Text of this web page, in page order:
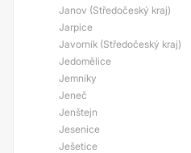
Janov (Středočeský kraj)
Jarpice
Javorník (Středočeský kraj)
Jedomělice
Jemníky
Jeneč
Jenštejn
Jesenice
Ješetice